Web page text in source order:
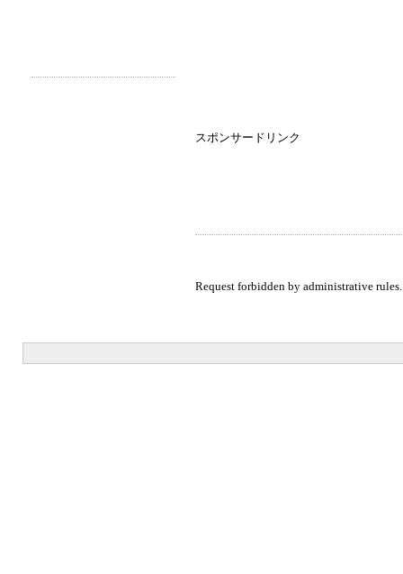
スポンサードリンク
Request forbidden by administrative rules.